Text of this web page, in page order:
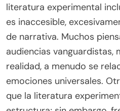
literatura experimental
es inaccesible,
de narrativa. Muchos
audiencias vanguardistas,
realidad, a menudo se
emociones universales.
que la literatura